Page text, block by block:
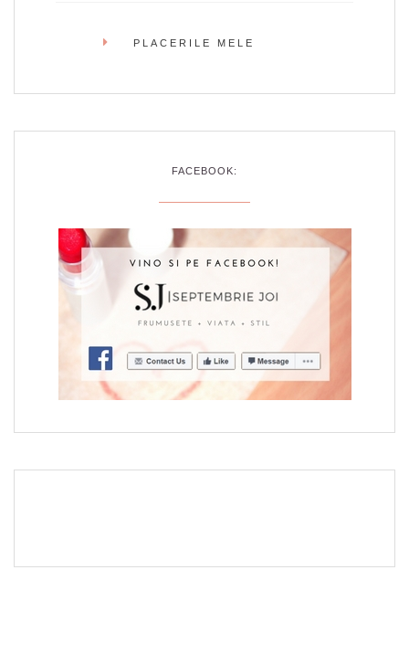
PLACERILE MELE
FACEBOOK: